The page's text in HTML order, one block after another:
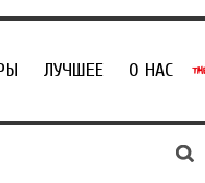
ЛУЧШЕЕ О НАС